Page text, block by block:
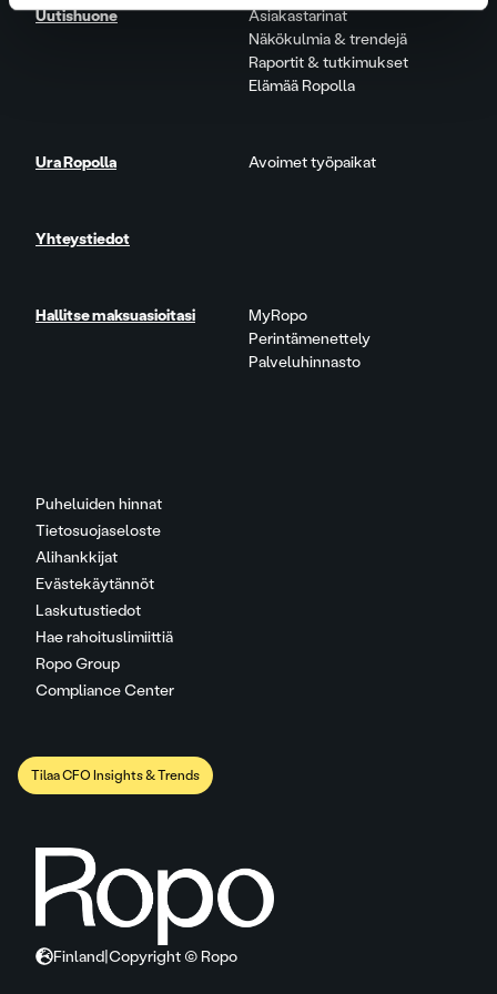
Puheluiden hinnat
Tietosuojaseloste
Alihankkijat
Evästekäytännöt
Laskutustiedot
Hae rahoituslimiittiä
Ropo Group
Compliance Center
Uutishuone
Asiakastarinat
Näkökulmia & trendejä
Raportit & tutkimukset
Elämää Ropolla
Ura Ropolla Avoimet työpaikat
Yhteystiedot
Hallitse maksuasioitasi
MyRopo
Perintämenettely
Palveluhinnasto
Tilaa CFO Insights & Trends
Finland Copyright © Ropo